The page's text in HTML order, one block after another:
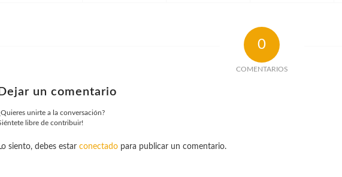
0
COMENTARIOS
Dejar un comentario
unirte a la conversación?
libre de contribuir!
Lo siento, debes estar conectadopara publicar un comentario.